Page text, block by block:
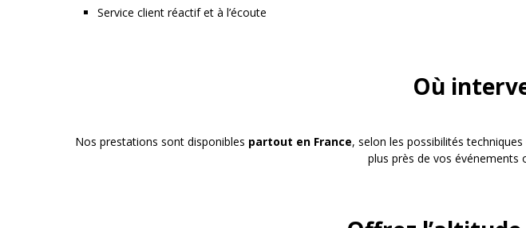
Service client réactif et à l’écoute
Où
Nos prestations sont disponibles partout en France, selon les possibilités
plus près de vos événements